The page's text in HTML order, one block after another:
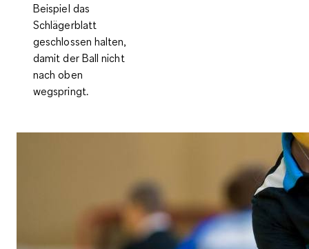
Beispiel das
Schlägerblatt
geschlossen halten,
damit der Ball nicht
nach oben
wegspringt.